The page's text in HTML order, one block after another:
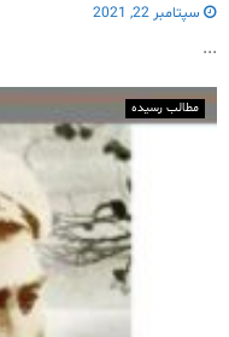
سپتامبر 22, 2021
...
مطالب رسیده